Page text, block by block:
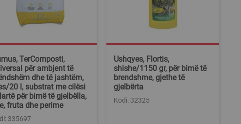
TerComposti,
për ambjent të
dhe të jashtëm,
20 l, substrat me cilësi
për bimë të gjelbëlla,
fruta dhe perime
335697
Ushqyes, Flortis,
shishe/1150 gr, për bimë të
brendshme, gjethe të
gjelbërta
Kodi: 32325